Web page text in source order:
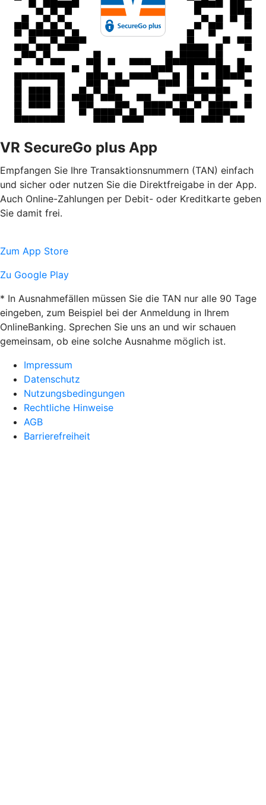
VR SecureGo plus App
Empfangen Sie Ihre Transaktionsnummern (TAN) einfach
und sicher oder nutzen Sie die Direktfreigabe in der App.
Auch Online-Zahlungen per Debit- oder Kreditkarte geben
Sie damit frei.
Zum App Store
Zu Google Play
* In Ausnahmefällen müssen Sie die TAN nur alle 90 Tage
eingeben, zum Beispiel bei der Anmeldung in Ihrem
OnlineBanking. Sprechen Sie uns an und wir schauen
gemeinsam, ob eine solche Ausnahme möglich ist.
Impressum
Datenschutz
Nutzungsbedingungen
Rechtliche Hinweise
AGB
Barrierefreiheit